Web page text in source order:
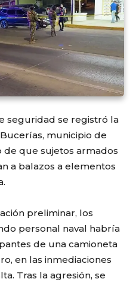
seguridad se registró la
municipio de
de que sujetos armados
a balazos a elementos
preliminar, los
personal naval habría
de una camioneta
en las inmediaciones
Tras la agresión, se